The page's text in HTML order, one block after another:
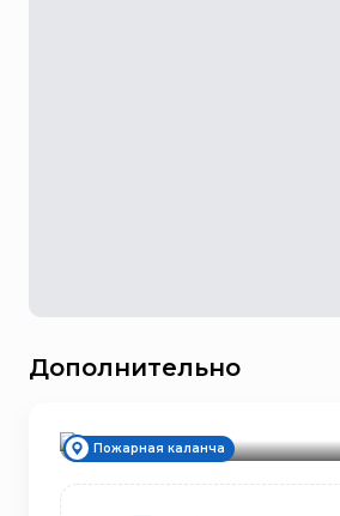
Дополнительно
Пожарная каланча